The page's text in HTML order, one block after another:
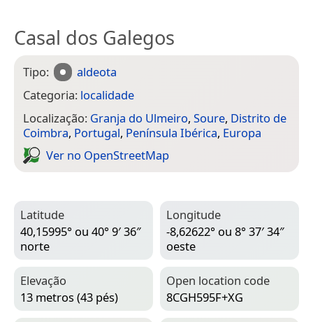
Casal dos Galegos
Tipo:
aldeota
Categoria: localidade
Localização: Granja do Ulmeiro, Soure, Distrito de
Coimbra, Portugal, Península Ibérica, Europa
Ver no Open­Street­Map
Latitude
40,15995° ou 40° 9′ 36″
norte
Longitude
-8,62622° ou 8° 37′ 34″
oeste
Elevação
13 metros (43 pés)
Open location code
8CGH595F+XG